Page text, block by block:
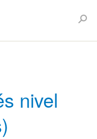
nivel